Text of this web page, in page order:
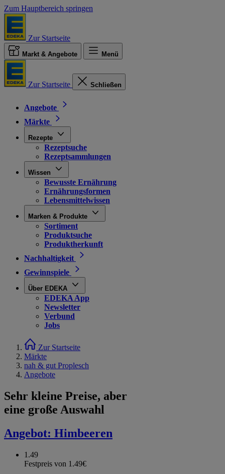
Zum Hauptbereich springen
Zur Startseite
Markt & Angebote Menü
Zur Startseite Schließen
Angebote
Märkte
Rezepte
Rezeptsuche
Rezeptsammlungen
Wissen
Bewusste Ernährung
Ernährungsformen
Lebensmittelwissen
Marken & Produkte
Sortiment
Produktsuche
Produktherkunft
Nachhaltigkeit
Gewinnspiele
Über EDEKA
EDEKA App
Newsletter
Verbund
Jobs
Zur Startseite
Märkte
nah & gut Proplesch
Angebote
Sehr kleine Preise, aber
eine große Auswahl
Angebot: Himbeeren
1.49
Festpreis von 1.49€